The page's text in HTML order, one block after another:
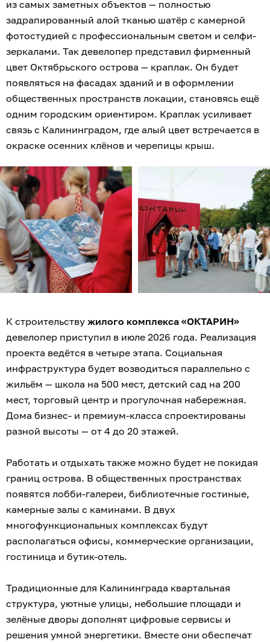
из самых заметных объектов — полностью
задрапированный алой тканью шатёр с камерной
фотостудией с профессиональным светом и селфи-
зеркалами. Так девелопер представил фирменный
цвет Октябрьского острова — краплак. Он будет
появляться на фасадах зданий и в оформлении
общественных пространств локации, становясь ещё
одним городским ориентиром. Краплак усиливает
связь с Калининградом, где алый цвет встречается в
окраске осенних клёнов и черепицы крыш.
К строительству жилого комплекса «ОКТАРИН»
девелопер приступил в июле 2026 года. Реализация
проекта ведётся в четыре этапа. Социальная
инфраструктура будет возводиться параллельно с
жильём — школа на 500 мест, детский сад на 200
мест, торговый центр и прогулочная набережная.
Дома бизнес- и премиум-класса спроектированы
разной высоты — от 4 до 20 этажей.
Работать и отдыхать также можно будет не покидая
границ острова. В общественных пространствах
появятся лобби-галереи, библиотечные гостиные,
камерные залы с каминами. В двух
многофункциональных комплексах будут
располагаться офисы, коммерческие организации,
гостиница и бутик-отель.
Традиционные для Калининграда квартальная
структура, уютные улицы, небольшие площади и
зелёные дворы дополнят цифровые сервисы и
решения умной энергетики. Вместе они обеспечат